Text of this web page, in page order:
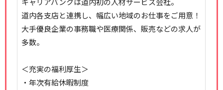
道内各支店と連携し、幅広い地域のお仕事をご用意！
大手優良企業の事務職や医療関係、販売などの求人が
多数。
＜充実の福利厚生＞
・年次有給休暇制度